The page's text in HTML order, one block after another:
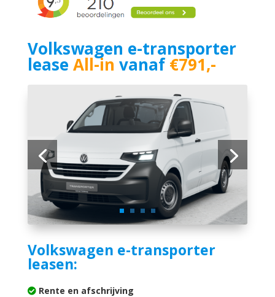
Volkswagen e-transporter
lease All-in vanaf€791,-
Volkswagen e-transporter
leasen:
Rente en afschrijving